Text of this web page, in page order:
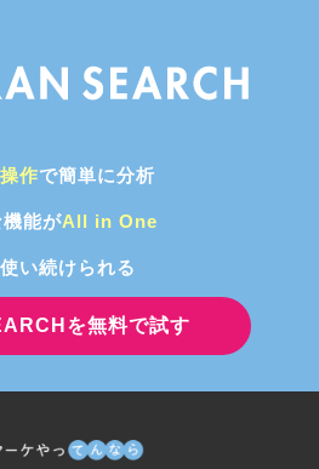
作で簡単に分析
能がAll in One
い続けられる
を無料で試す